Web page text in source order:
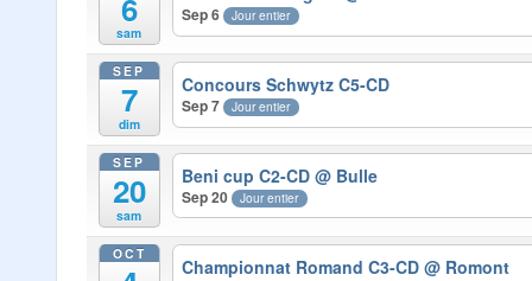
sam
Sep 6 Jour entier
SEP
7
dim
Concours Schwytz C5-CD
Sep 7 Jour entier
SEP
20
sam
Beni cup C2-CD@ Bulle
Sep 20 Jour entier
OCT
Championnat Romand C3-CD@ Romont